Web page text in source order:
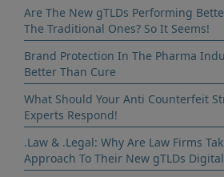
Are The New gTLDs Performing
The Traditional Ones? So It Seems!
Brand Protection In The Pharma
Better Than Cure
What Should Your Anti Counterfeit
Experts Respond!
.Law & .Legal: Why Are Law Firms
Approach To Their New gTLDs